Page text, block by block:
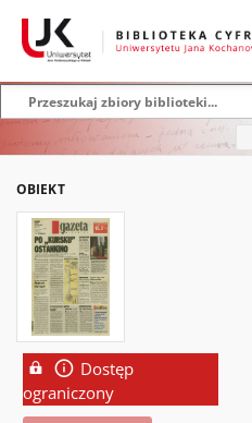
OBIEKT
Dostęp
ograniczony